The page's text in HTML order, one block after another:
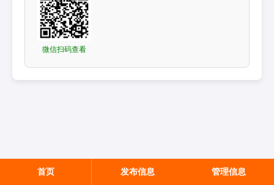
微信扫码查看
首页 发布信息 管理信息